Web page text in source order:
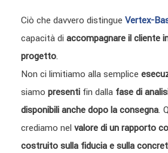
Ciò che davvero distingue Vertex-
capacità diaccompagnare il cliente
progetto.
Non ci limitiamo alla semplice
siamo presenti fin dalla fase di
disponibili anche dopo la consegna.
crediamo nelvalore di un rapporto
costruito sulla fiducia e sulla